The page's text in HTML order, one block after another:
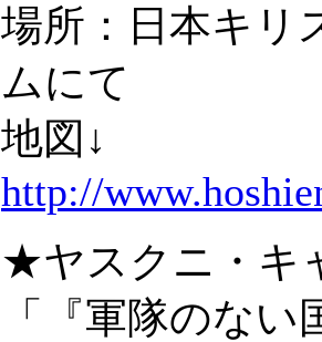
場所：日本キリ
ムにて
地図↓
http://
★ヤスクニ・キ
「『軍隊のな